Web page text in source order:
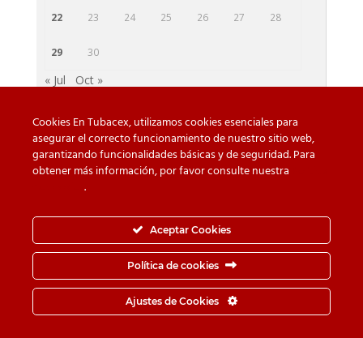
22 23 24 25 26 27 28
29 30
« Jul Oct »
Beware of counterfeit Downloads
Whistleblower Channel
Information Security Policy
© TUBACEX S.A.- Tres Cruces 8, 01400, Llodio (Álava-
España) - Tel.+34-946 719 300· Fax.+34-946 725 062
Cookies En Tubacex, utilizamos cookies esenciales para
asegurar el correcto funcionamiento de nuestro sitio web,
garantizando funcionalidades básicas y de seguridad. Para
obtener más información, por favor consulte nuestra
.
Aceptar Cookies
Política de cookies
Ajustes de Cookies